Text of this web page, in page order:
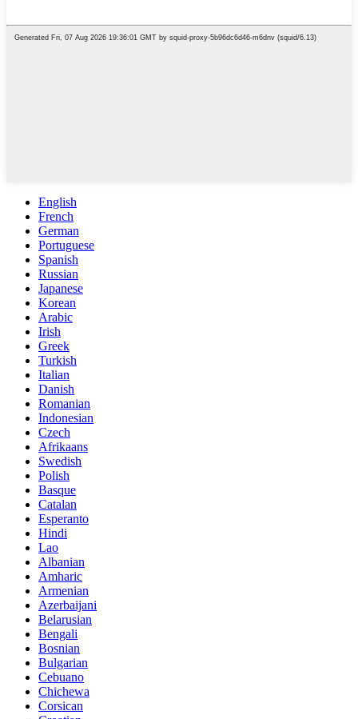
English
French
German
Portuguese
Spanish
Russian
Japanese
Korean
Arabic
Irish
Greek
Turkish
Italian
Danish
Romanian
Indonesian
Czech
Afrikaans
Swedish
Polish
Basque
Catalan
Esperanto
Hindi
Lao
Albanian
Amharic
Armenian
Azerbaijani
Belarusian
Bengali
Bosnian
Bulgarian
Cebuano
Chichewa
Corsican